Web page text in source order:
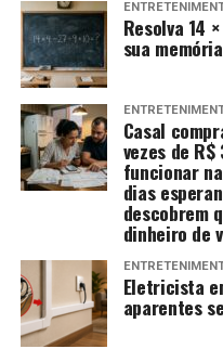
Resolva 14
sua
Casal
vezes de
funcionar
dias
descobrem
dinheiro de
Eletricista
aparentes